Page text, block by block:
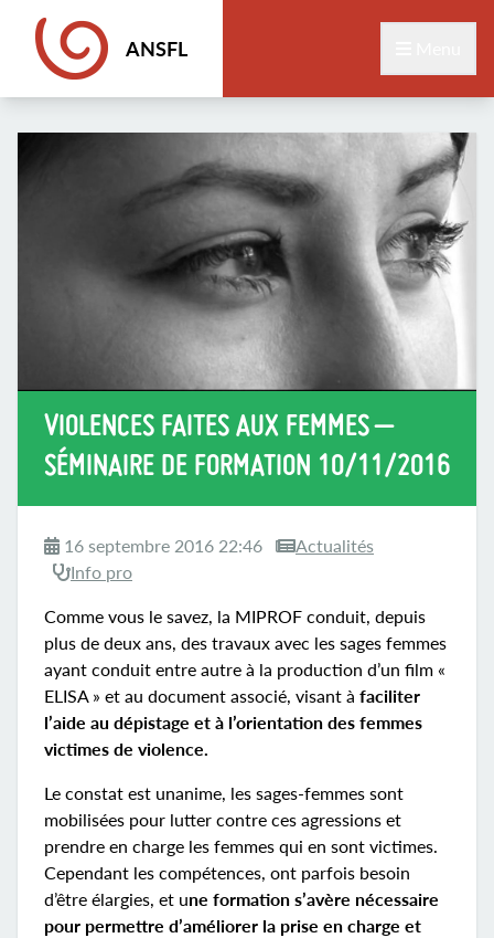
ANSFL
VIOLENCES FAITES AUX FEMMES –
SÉMINAIRE DE FORMATION 10/11/2016
16 septembre 2016 22:46
Actualités
Info pro
Comme vous le savez, la MIPROF conduit, depuis
plus de deux ans, des travaux avec les sages femmes
ayant conduit entre autre à la production d’un film «
ELISA » et au document associé, visant à faciliter
l’aide au dépistage et à l’orientation des femmes
victimes de violence.
Le constat est unanime, les sages-femmes sont
mobilisées pour lutter contre ces agressions et
prendre en charge les femmes qui en sont victimes.
Cependant les compétences, ont parfois besoin
d’être élargies, et une formation s’avère nécessaire
pour permettre d’améliorer la prise en charge et